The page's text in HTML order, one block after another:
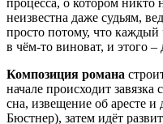
процесса, о котором никто
неизвестна даже судьям,
просто потому, что
в чём-то виноват, и этого –
Композиция романа
начале происходит
сна, извещение об аресте
Бюстнер), затем идёт